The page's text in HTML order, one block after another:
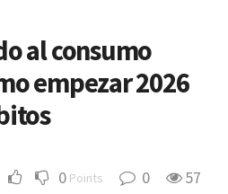
al consumo
empezar 2026
0 Points 0 57